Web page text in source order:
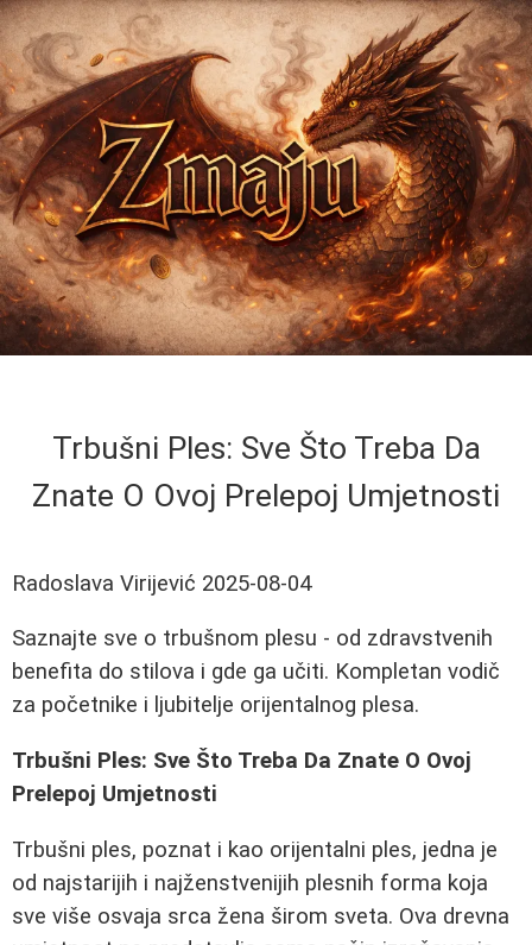
Trbušni Ples: Sve Što Treba Da
Znate O Ovoj Prelepoj Umjetnosti
Radoslava Virijević 2025-08-04
Saznajte sve o trbušnom plesu - od zdravstvenih
benefita do stilova i gde ga učiti. Kompletan vodič
za početnike i ljubitelje orijentalnog plesa.
Trbušni Ples: Sve Što Treba Da Znate O Ovoj
Prelepoj Umjetnosti
Trbušni ples, poznat i kao orijentalni ples, jedna je
od najstarijih i najženstvenijih plesnih forma koja
sve više osvaja srca žena širom sveta. Ova drevna